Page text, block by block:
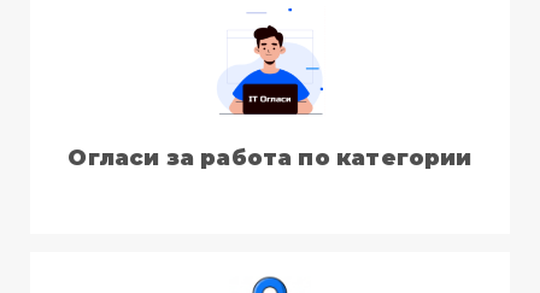
Огласи за работа по категории